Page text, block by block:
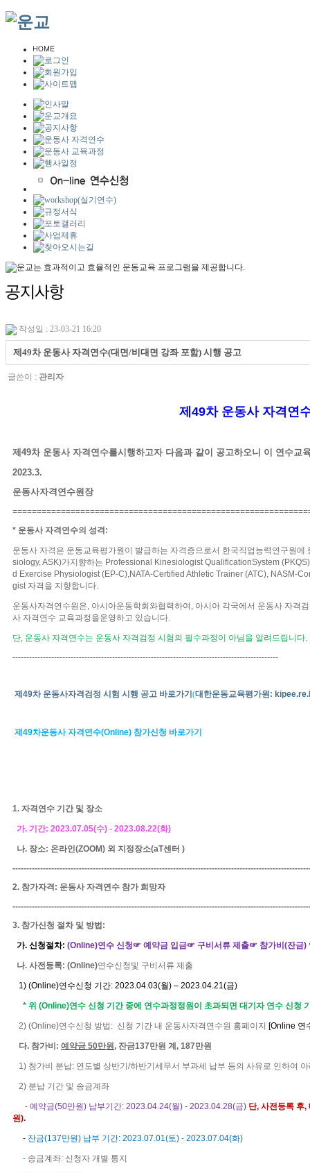
작성일 : 23-03-21 16:20
제49차 운동사 자격연수(대면/비대면 강좌 포함) 시행 공고
글쓴이 : 관리자
제 49차 운동사 자격연
제 49차 운동사 자격연수를시행하고자 다음과 같이 공고하오니 이 연수교
2023.3.
운동사자격연수원장
* 운동사 자격연수의 성격 :
운동사 자격은 운동교육평가원이 발급하는 자격증으로서 한국직업능력연구원에
siology, ASK)가지향하는 Professional Kinesiologist QualificationSystem (PKQS)
d Exercise Physiologist (EP-C),NATA-Certified Athletic Trainer (ATC), NASM-
gist 자격을 지향합니다.
운동사자격연수원은, 아시아운동학회와협력하여 , 아시아 각국에서 운동사 자격
사 자격연수 교육과정을운영하고 있습니다.
단, 운동사 자격연수는 운동사 자격검정 시험의 필수과정이 아님을 알려드립니다.
------------------------------------------------------------------------------------------------
제 49차 운동사자격검정 시험 시행 공고 바로가기 (대한운동교육평가원:
제 49차운동사 자격연수(Online) 참가신청 바로가기
1. 자격연수 기간 및 장소
가. 기간: 2023.07.05(수) - 2023.08.22(화)
나. 장소: 온라인(ZOOM) 외 지정장소(aT센터 )
2. 참가자격 : 운동사 자격연수 참가 희망자
3. 참가신청 절차 및 방법 :
가. 신청절차: (Online)연수 신청☞ 예약금 입금☞ 구비서류 제출☞ 참가비 (잔금)
나. 사전등록: (Online)연수신 청및 구비서류 제출
1) (Online)연수신청 기간: 2023.04.03(월) – 2023.04.21(금)
* 위 (Online)연수 신청 기간중에 연수과정정원이 초과되면 대기자 연수 신청
2) (Online)연수신청 방법 : 신청 기간 내 운동사자격연수원 홈페이지 [Online 연
다. 참가비 : 예약금 50만원, 잔금137만원 계 , 187만원
1) 참가비 분납: 연도별 상반기 /하반기세무서 부과세 납부 등의 사유로 인하여
2) 분납 기간 및 송금계좌
- 예약금(50만원) 납부기간: 2023.04.24(월) - 2023.04.28(금) 단, 사전등록 후,
원).
- 잔금(137만원) 납부 기간: 2023.07.01(토) - 2023.07.04(화)
- 송금계좌: 신청자 개별 통지